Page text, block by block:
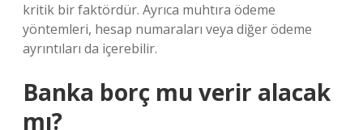
kritik bir faktördür. Ayrıca muhtıra ödeme
yöntemleri, hesap numaraları veya diğer ödeme
ayrıntıları da içerebilir.
Banka borç mu verir alacak
mı?